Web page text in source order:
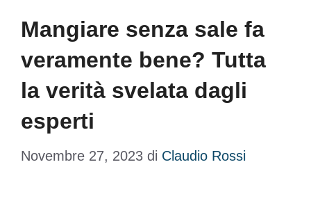
Mangiare senza sale fa
veramente bene? Tutta
la verità svelata dagli
esperti
Novembre 27, 2023 di Claudio Rossi